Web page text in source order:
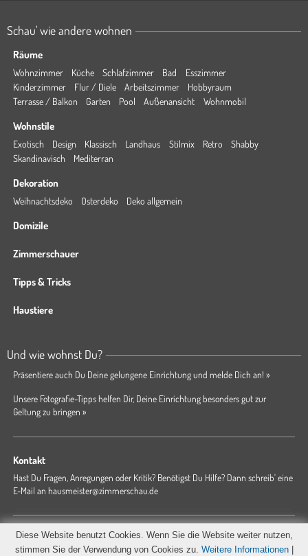
Schau' wie andere wohnen
Räume
Wohnzimmer Küche Schlafzimmer Bad
Esszimmer
Kinderzimmer
Flur / Diele Arbeitszimmer
Hobbyraum
Terrasse / Balkon
Garten Pool Außenansicht Wohnmobil
Wohnstile
Exotisch Design Klassisch Landhaus Stilmix Retro
Shabby
Skandinavisch
Mediterran
Dekoration
Weihnachtsdeko Osterdeko Deko allgemein
Domizile
Zimmerschauer
Tipps & Tricks
Haustiere
Und wie wohnst Du?
Präsentiere auch Du Deine gelungene Einrichtung und melde Dich an! »
Unsere Fotografie-Tipps helfen Dir, Deine Einrichtung besonders gut zur
Geltung zu bringen »
Kontakt
Hast Du Fragen, Anregungen oder Kritik? Benötigst Du Hilfe? Dann schreib' eine
E-Mail an hausmeister@zimmerschau.de
Forum Magazin AGB Presse Datenschutz
Impressum
Hausordnung
Diese Website benutzt Cookies. Wenn Sie die Website weiter nutzen,
stimmen Sie der Verwendung von Cookies zu. Weitere Informationen